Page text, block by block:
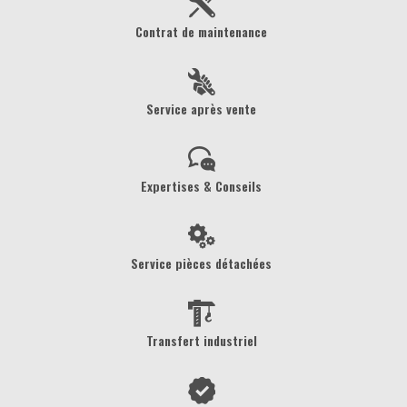
Contrat de maintenance
Service après vente
Expertises & Conseils
Service pièces détachées
Transfert industriel